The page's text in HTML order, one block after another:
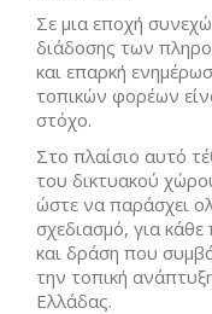
Σε μια εποχή
διάδοσης των
και επαρκή
τοπικών φορέων
στόχο.
Στο πλαίσιο αυτό
του δικτυακού
ώστε να παράσχει
σχεδιασμό, για
και δράση που
την τοπική
Ελλάδας.